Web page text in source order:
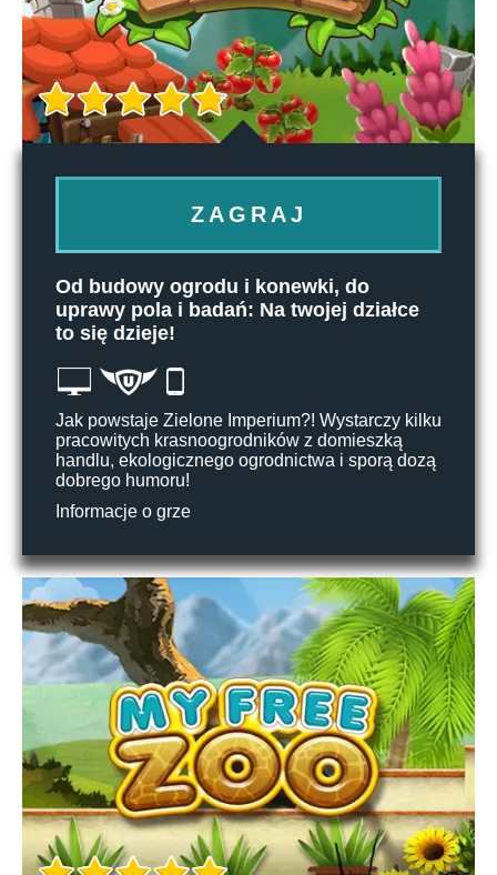
ZAGRAJ
Od budowy ogrodu i konewki, do
uprawy pola i badań: Na twojej działce
to się dzieje!
Jak powstaje Zielone Imperium?! Wystarczy kilku
pracowitych krasnoogrodników z domieszką
handlu, ekologicznego ogrodnictwa i sporą dozą
dobrego humoru!
Informacje o grze